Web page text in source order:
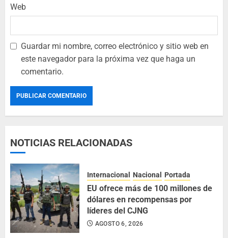
Web
Guardar mi nombre, correo electrónico y sitio web en
este navegador para la próxima vez que haga un
comentario.
NOTICIAS RELACIONADAS
Internacional Nacional Portada
EU ofrece más de 100 millones de
dólares en recompensas por
líderes del CJNG
AGOSTO 6, 2026